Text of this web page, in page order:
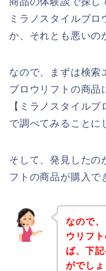
ミラノスタイルブ
か、それとも悪いの
なので、まずは検索
ブロウリフトの商品
【ミラノスタイル
で調べてみることに
そして、発見したの
フトの商品が購入で
なので
ウリフ
ば、下
がでしょ